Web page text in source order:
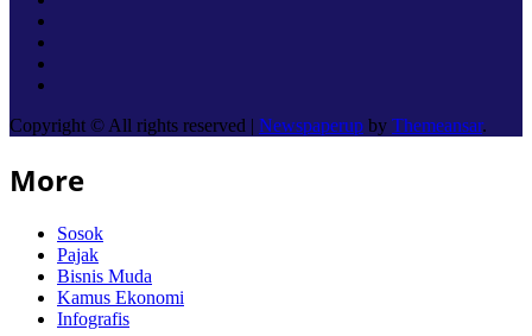
Copyright © All rights reserved | Newspaperup by Themeansar.
More
Sosok
Pajak
Bisnis Muda
Kamus Ekonomi
Infografis